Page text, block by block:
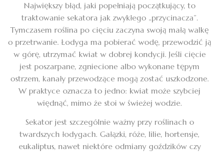
Największy błąd, jaki popełniają początkujący, to
traktowanie sekatora jak zwykłego „przycinacza”.
Tymczasem roślina po cięciu zaczyna swoją małą walkę
o przetrwanie. Łodyga ma pobierać wodę, przewodzić ją
w górę, utrzymać kwiat w dobrej kondycji. Jeśli cięcie
jest poszarpane, zgniecione albo wykonane tępym
ostrzem, kanały przewodzące mogą zostać uszkodzone.
W praktyce oznacza to jedno: kwiat może szybciej
więdnąć, mimo że stoi w świeżej wodzie.
Sekator jest szczególnie ważny przy roślinach o
twardszych łodygach. Gałązki, róże, lilie, hortensje,
eukaliptus, nawet niektóre odmiany goździków czy